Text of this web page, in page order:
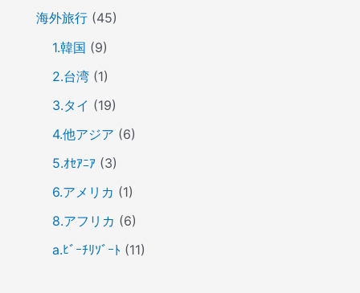
海外旅行(45)
1.韓国 (9)
2.台湾(1)
3.タイ (19)
4.他アジア (6)
5.ｵｾｱﾆｱ(3)
6.アメリカ (1)
8.アフリカ (6)
a.ﾋﾞｰﾁﾘｿﾞｰﾄ (11)